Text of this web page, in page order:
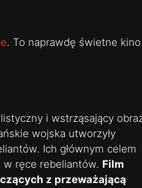
. To naprawdę świetne kino
i wstrząsający
wojska utworzyły
Ich głównym celem
w ręce rebeliantów. Film
z przeważającą